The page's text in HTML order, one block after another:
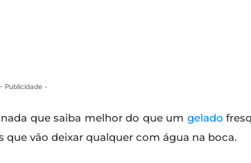
- Publicidade -
que saiba melhor do que um gelado
que vão deixar qualquer com água na boca.